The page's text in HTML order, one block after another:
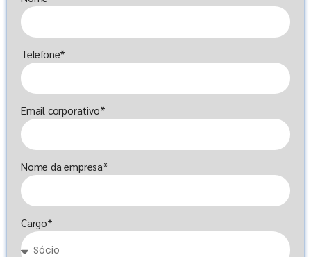
Telefone*
Email corporativo*
Nome da empresa*
Cargo*